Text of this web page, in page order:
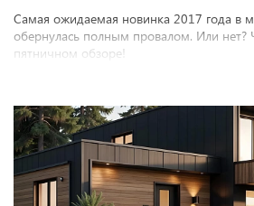
Самая ожидаемая новинка 2017 года в
обернулась полным провалом. Или нет?
пятничном обзоре!